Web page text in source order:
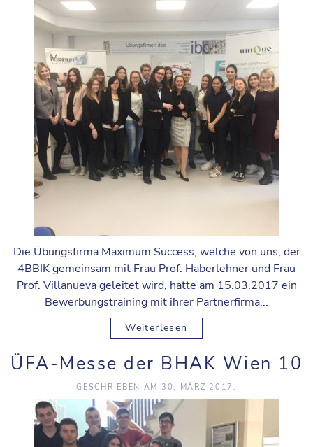
Die Übungsfirma Maximum Success, welche von uns, der
4BBIK gemeinsam mit Frau Prof. Haberlehner und Frau
Prof. Villanueva geleitet wird, hatte am 15.03.2017 ein
Bewerbungstraining mit ihrer Partnerfirma...
Weiterlesen
ÜFA-Messe der BHAK Wien 10
GESCHRIEBEN AM 30. MÄRZ 2017 .